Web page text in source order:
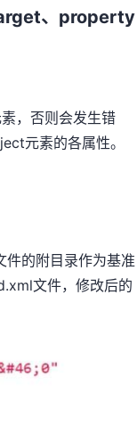
、property
，否则会发生错
元素的各属性。
的附目录作为基准
文件，修改后的